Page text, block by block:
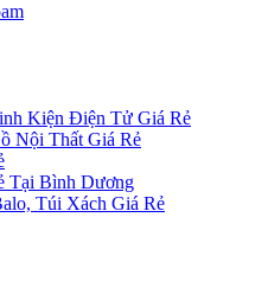
Kiện Điện Tử Giá Rẻ
Nội Thất Giá Rẻ
Tại Bình Dương
Túi Xách Giá Rẻ